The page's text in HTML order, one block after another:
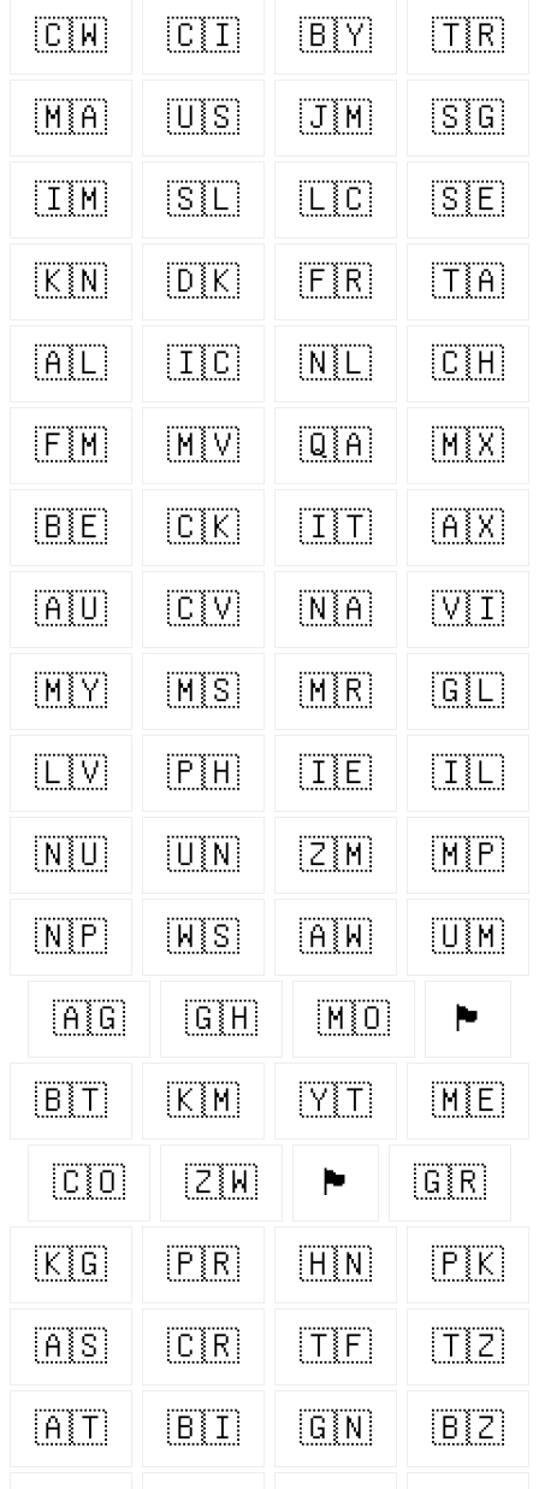
🇨🇼 🇨🇮 🇧🇾 🇹🇷
🇲🇦 🇺🇸 🇯🇲 🇸🇬
🇮🇲 🇸🇱 🇱🇨 🇸🇪
🇰🇳 🇩🇰 🇫🇷 🇹🇦
🇦🇱 🇮🇨 🇳🇱 🇨🇭
🇫🇲 🇲🇻 🇶🇦 🇲🇽
🇧🇪 🇨🇰 🇮🇹 🇦🇽
🇦🇺 🇨🇻 🇳🇦 🇻🇮
🇲🇾 🇲🇸 🇲🇷 🇬🇱
🇱🇻 🇵🇭 🇮🇪 🇮🇱
🇳🇺 🇺🇳 🇿🇲 🇲🇵
🇳🇵 🇼🇸 🇦🇼 🇺🇲
🇦🇬 🇬🇭 🇲🇴 🏴󠁧󠁢󠁥󠁮󠁧󠁿
🇧🇹 🇰🇲 🇾🇹 🇲🇪
🇨🇴 🇿🇼 🏴󠁧󠁢󠁳󠁣󠁴󠁿 🇬🇷
🇰🇬 🇵🇷 🇭🇳 🇵🇰
🇦🇸 🇨🇷 🇹🇫 🇹🇿
🇦🇹 🇧🇮 🇬🇳 🇧🇿